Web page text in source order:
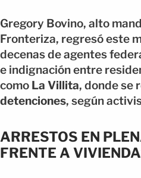
Gregory Bovino, alto
Fronteriza, regresó este
decenas de agentes
e indignación entre
como La Villita, donde se
detenciones, según
ARRESTOS EN
FRENTE A